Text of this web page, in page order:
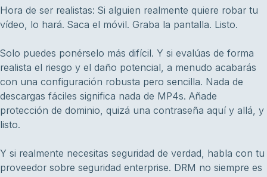
Hora de ser realistas: Si alguien realmente quiere robar tu
vídeo, lo hará. Saca el móvil. Graba la pantalla. Listo.
Solo puedes ponérselo más difícil. Y si evalúas de forma
realista el riesgo y el daño potencial, a menudo acabarás
con una configuración robusta pero sencilla. Nada de
descargas fáciles significa nada de MP4s. Añade
protección de dominio, quizá una contraseña aquí y allá, y
listo.
Y si realmente necesitas seguridad de verdad, habla con tu
proveedor sobre seguridad enterprise. DRM no siempre es